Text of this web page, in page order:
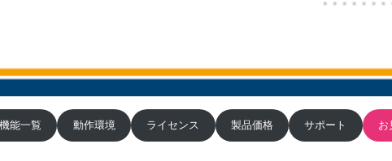
機能一覧 動作環境 ライセンス 製品価格 サポート お